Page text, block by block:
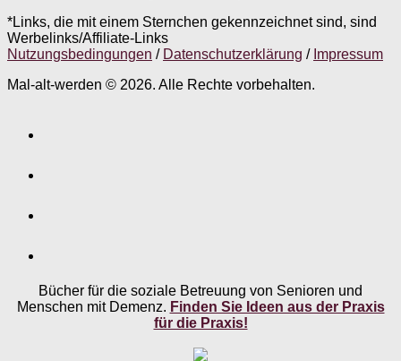
*Links, die mit einem Sternchen gekennzeichnet sind, sind
Werbelinks/Affiliate-Links
Nutzungsbedingungen / Datenschutzerklärung / Impressum
Mal-alt-werden © 2026. Alle Rechte vorbehalten.
Bücher für die soziale Betreuung von Senioren und
Menschen mit Demenz. Finden Sie Ideen aus der Praxis
für die Praxis!